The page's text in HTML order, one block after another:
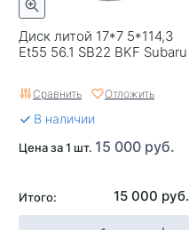
Диск литой 17*7 5*114,3
Et55 56.1 SB22 BKF Subaru
Сравнить Отложить
В наличии
Цена за 1 шт. 15 000 руб.
Итого: 15 000 руб.